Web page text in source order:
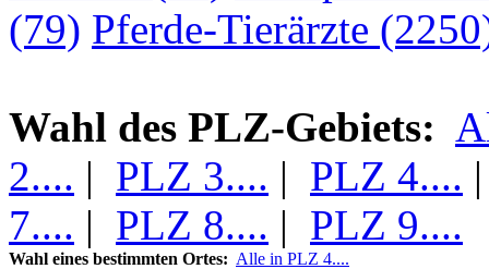
(79) Pferde-Tierärzte
Wahl des PLZ-Gebiets:
2.... | PLZ 3.... | PLZ 4....
7.... | PLZ 8.... | PLZ 9....
Wahl eines bestimmten Ortes: Alle in PLZ 4....